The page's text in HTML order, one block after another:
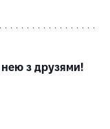
нею з друзями!